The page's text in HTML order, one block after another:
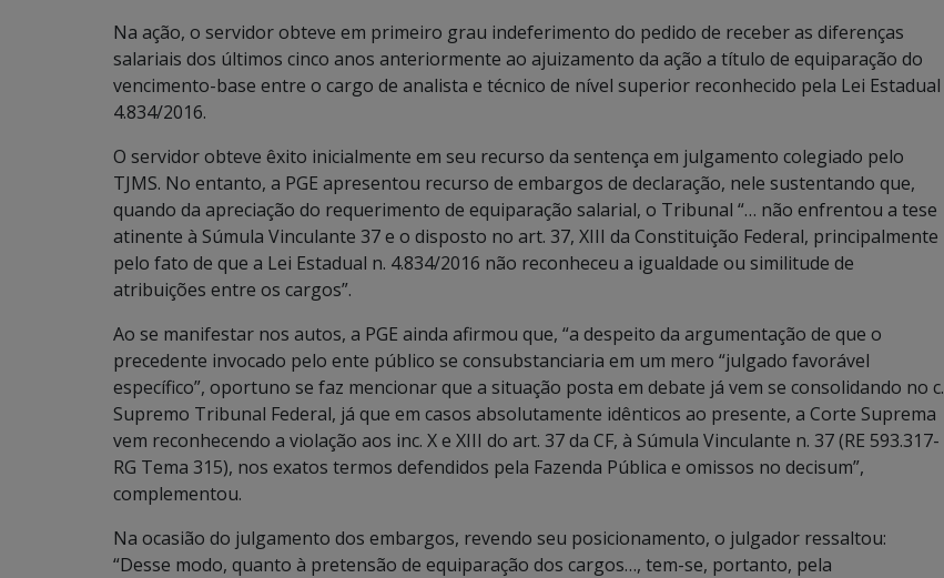
Na ação, o servidor obteve em primeiro grau indeferimento do pedido de receber as diferenças
salariais dos últimos cinco anos anteriormente ao ajuizamento da ação a título de equiparação do
vencimento-base entre o cargo de analista e técnico de nível superior reconhecido pela Lei Estadual
4.834/2016.
O servidor obteve êxito inicialmente em seu recurso da sentença em julgamento colegiado pelo
TJMS. No entanto, a PGE apresentou recurso de embargos de declaração, nele sustentando que,
quando da apreciação do requerimento de equiparação salarial, o Tribunal “… não enfrentou a tese
atinente à Súmula Vinculante 37 e o disposto no art. 37, XIII da Constituição Federal, principalmente
pelo fato de que a Lei Estadual n. 4.834/2016 não reconheceu a igualdade ou similitude de
atribuições entre os cargos”.
Ao se manifestar nos autos, a PGE ainda afirmou que, “a despeito da argumentação de que o
precedente invocado pelo ente público se consubstanciaria em um mero “julgado favorável
específico”, oportuno se faz mencionar que a situação posta em debate já vem se consolidando no c.
Supremo Tribunal Federal, já que em casos absolutamente idênticos ao presente, a Corte Suprema
vem reconhecendo a violação aos inc. X e XIII do art. 37 da CF, à Súmula Vinculante n. 37 (RE 593.317-
RG Tema 315), nos exatos termos defendidos pela Fazenda Pública e omissos no decisum”,
complementou.
Na ocasião do julgamento dos embargos, revendo seu posicionamento, o julgador ressaltou:
“Desse modo, quanto à pretensão de equiparação dos cargos…, tem-se, portanto, pela